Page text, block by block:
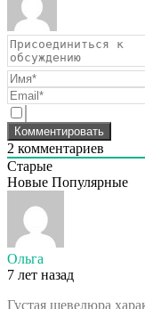
2 комментариев
Старые
Новые Популярные
Ольга
7 лет назад
Густая шевелюра